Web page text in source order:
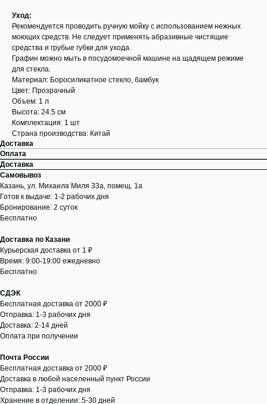
Уход:
Рекомендуется проводить ручную мойку с использованием нежных
моющих средств. Не следует применять абразивные чистящие
средства и грубые губки для ухода.
Графин можно мыть в посудомоечной машине на щадящем режиме
для стекла.
Материал: Боросиликатное стекло, бамбук
Цвет: Прозрачный
Объем: 1 л
Высота: 24.5 см
Комплектация: 1 шт
Страна производства: Китай
Доставка
Оплата
Доставка
Самовывоз
Казань, ул. Михаила Миля 33а, помещ. 1а
Готов к выдаче: 1-2 рабочих дня
Бронирование: 2 суток
Бесплатно
Доставка по Казани
Курьерская доставка от 1 ₽
Время: 9:00-19:00 ежедневно
Бесплатно
СДЭК
Бесплатная доставка от 2000 ₽
Отправка: 1-3 рабочих дня
Доставка: 2-14 дней
Оплата при получении
Почта России
Бесплатная доставка от 2000 ₽
Доставка в любой населенный пункт России
Отправка: 1-3 рабочих дня
Хранение в отделении: 5-30 дней